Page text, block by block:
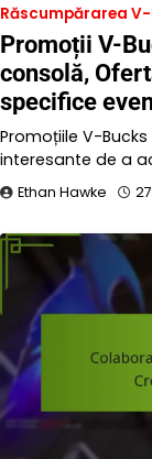
Răscumpărarea
Promoții V-
consolă,
specifice
Promoțiile V-
interesante de a
Ethan Hawke